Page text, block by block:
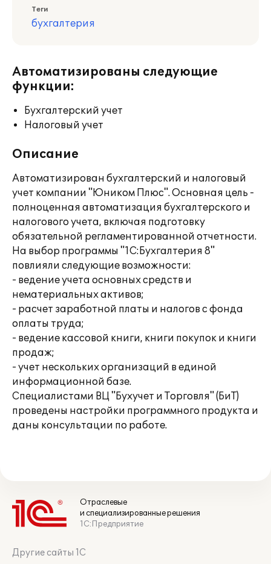
Теги
бухгалтерия
Автоматизированы следующие
функции:
Бухгалтерский учет
Налоговый учет
Описание
Автоматизирован бухгалтерский и налоговый
учет компании "Юником Плюс". Основная цель -
полноценная автоматизация бухгалтерского и
налогового учета, включая подготовку
обязательной регламентированной отчетности.
На выбор программы "1С:Бухгалтерия 8"
повлияли следующие возможности:
- ведение учета основных средств и
нематериальных активов;
- расчет заработной платы и налогов с фонда
оплаты труда;
- ведение кассовой книги, книги покупок и книги
продаж;
- учет нескольких организаций в единой
информационной базе.
Специалистами ВЦ "Бухучет и Торговля" (БиТ)
проведены настройки программного продукта и
даны консультации по работе.
Отраслевые
и специализированные решения
1С:Предприятие
Другие сайты 1С